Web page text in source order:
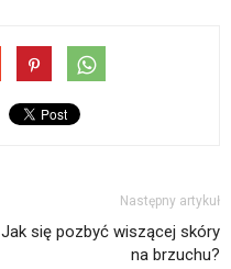
Następny artykuł
Jak się pozbyć wiszącej skóry
na brzuchu?